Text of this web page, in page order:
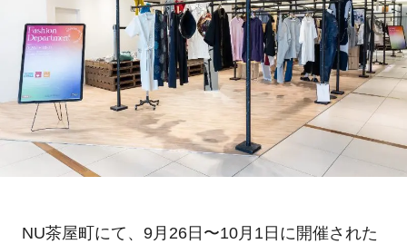
NU茶屋町にて、9月26日〜10月1日に開催された